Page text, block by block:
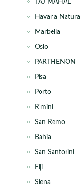
TAJ MAHAL
Havana Natural
Marbella
Oslo
PARTHENON
Pisa
Porto
Rimini
San Remo
Bahia
San Santorini
Fiji
Siena